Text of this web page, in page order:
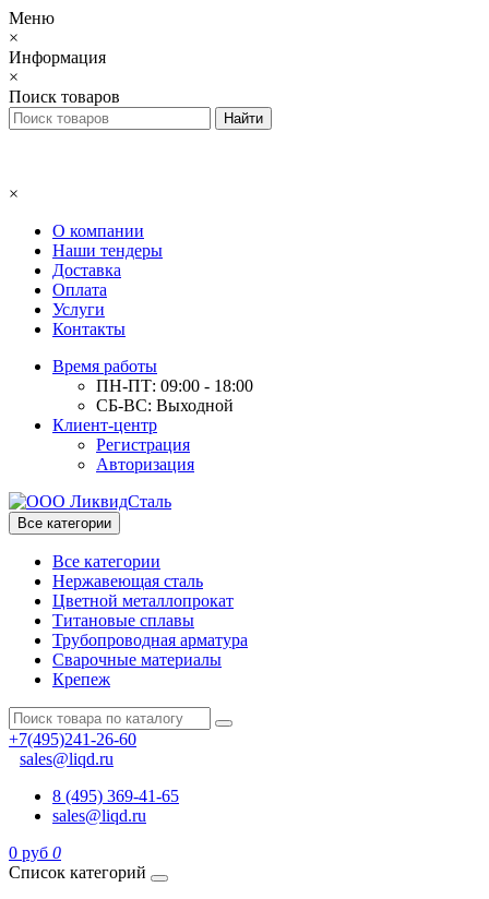
Меню
×
Информация
×
Поиск товаров
×
О компании
Наши тендеры
Доставка
Оплата
Услуги
Контакты
Время работы
ПН-ПТ: 09:00 - 18:00
СБ-ВС: Выходной
Клиент-центр
Регистрация
Авторизация
Все категории
Все категории
Нержавеющая сталь
Цветной металлопрокат
Титановые сплавы
Трубопроводная арматура
Сварочные материалы
Крепеж
+7(495)241-26-60
sales@liqd.ru
8 (495) 369-41-65
sales@liqd.ru
0 руб 0
Список категорий